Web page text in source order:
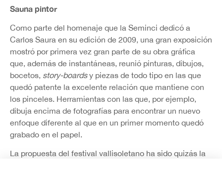
Sauna pintor
Como parte del homenaje que la Seminci dedicó a
Carlos Saura en su edición de 2009, una gran exposición
mostró por primera vez gran parte de su obra gráfica
que, además de instantáneas, reunió pinturas, dibujos,
bocetos, story-boardsy piezas de todo tipo en las que
quedó patente la excelente relación que mantiene con
los pinceles. Herramientas con las que, por ejemplo,
dibuja encima de fotografías para encontrar un nuevo
enfoque diferente al que en un primer momento quedó
grabado en el papel.
La propuesta del festival vallisoletano ha sido quizás la